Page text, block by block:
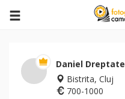
Daniel Dreptate
Bistrita, Cluj
700-1000